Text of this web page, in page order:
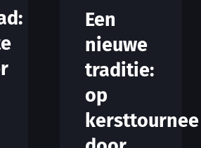
Een
nieuwe
traditie:
op
kersttournee